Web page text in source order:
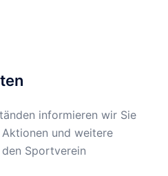
informieren wir Sie
und weitere
Sportverein